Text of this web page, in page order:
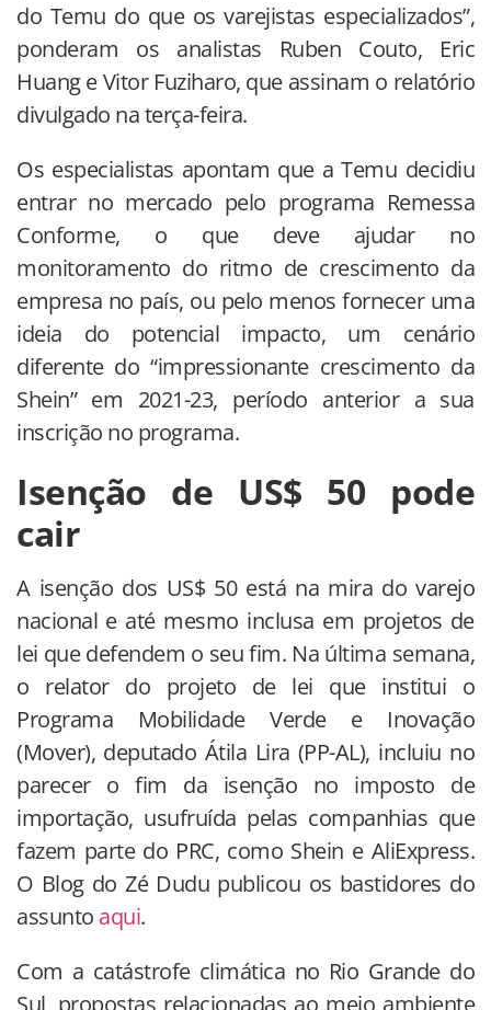
do Temu do que os varejistas especializados”,
ponderam os analistas Ruben Couto, Eric
Huang e Vitor Fuziharo, que assinam o relatório
divulgado na terça-feira.
Os especialistas apontam que a Temu decidiu
entrar no mercado pelo programa Remessa
Conforme, o que deve ajudar no
monitoramento do ritmo de crescimento da
empresa no país, ou pelo menos fornecer uma
ideia do potencial impacto, um cenário
diferente do “impressionante crescimento da
Shein” em 2021-23, período anterior a sua
inscrição no programa.
Isenção de US$ 50 pode
cair
A isenção dos US$ 50 está na mira do varejo
nacional e até mesmo inclusa em projetos de
lei que defendem o seu fim. Na última semana,
o relator do projeto de lei que institui o
Programa Mobilidade Verde e Inovação
(Mover), deputado Átila Lira (PP-AL), incluiu no
parecer o fim da isenção no imposto de
importação, usufruída pelas companhias que
fazem parte do PRC, como Shein e AliExpress.
O Blog do Zé Dudu publicou os bastidores do
assunto aqui.
Com a catástrofe climática no Rio Grande do